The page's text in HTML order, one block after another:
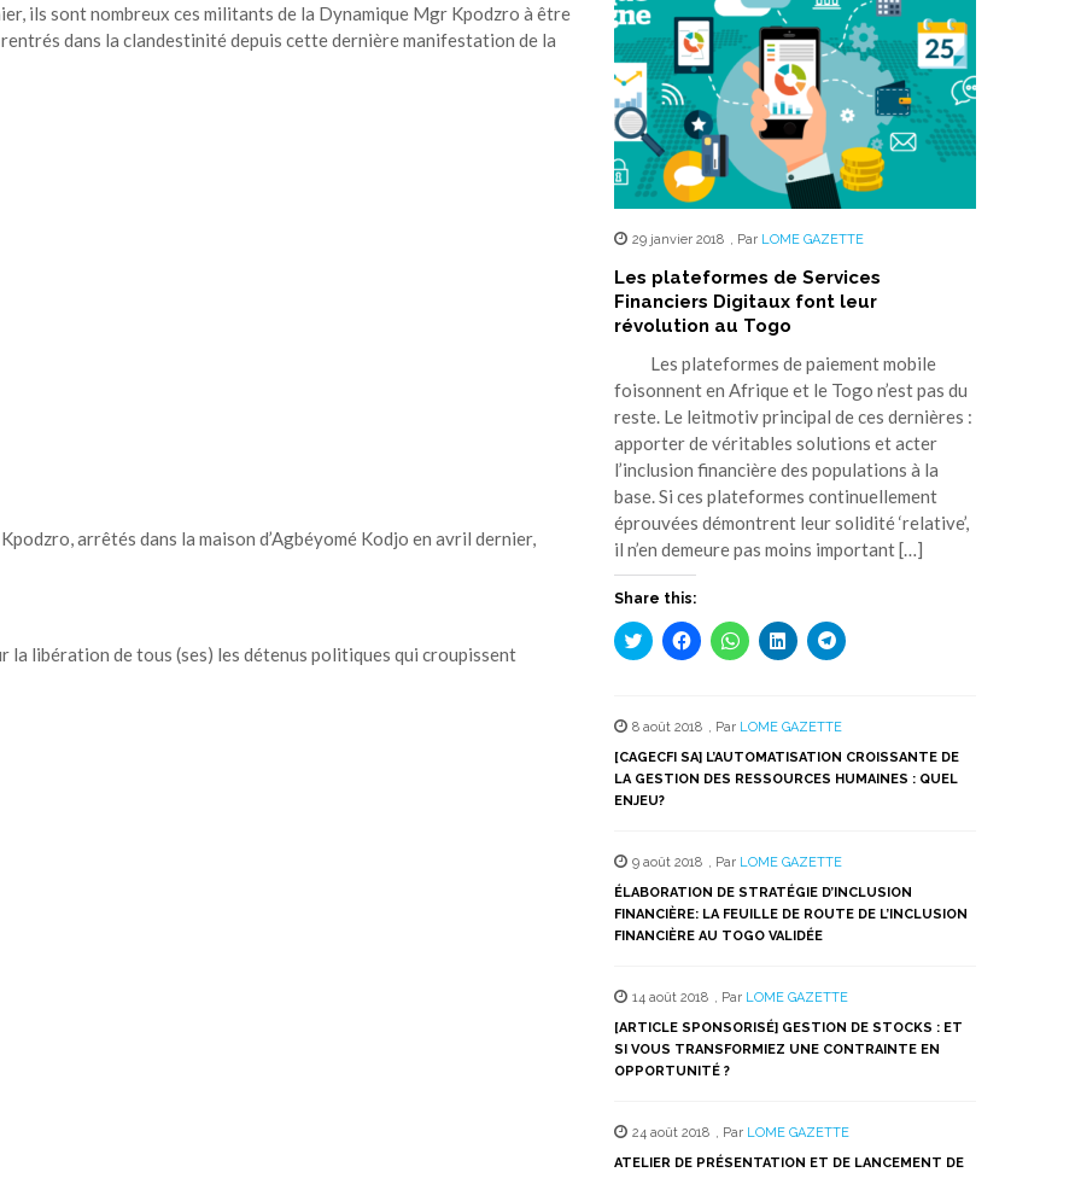
ils sont nombreux ces militants de la Dynamique Mgr Kpodzro à être
dans la clandestinité depuis cette dernière manifestation de la
arrêtés dans la maison d’Agbéyomé Kodjo en avril dernier,
la libération de tous (ses) les détenus politiques qui croupissent
29 janvier 2018 , Par LOME GAZETTE
Les plateformes de Services
Financiers Digitaux font leur
révolution au Togo
Les plateformes de paiement mobile
foisonnent en Afrique et le Togo n’est pas du
reste. Le leitmotiv principal de ces dernières :
apporter de véritables solutions et acter
l’inclusion financière des populations à la
base. Si ces plateformes continuellement
éprouvées démontrent leur solidité ‘relative’,
il n’en demeure pas moins important […]
Share this:
Cliquez
pour
une
nouvelle
fenêtre)
Cliquez
pour
une
nouvelle
fenêtre)
Cliquez
pour
une
nouvelle
fenêtre)
Cliquez
pour
une
nouvelle
fenêtre)
Cliquez
pour
une
nouvelle
fenêtre)
8 août 2018 , Par LOME GAZETTE
[CAGECFI SA] L’AUTOMATISATION CROISSANTE DE
LA GESTION DES RESSOURCES HUMAINES : QUEL
ENJEU?
9 août 2018 , Par LOME GAZETTE
ÉLABORATION DE STRATÉGIE D’INCLUSION
FINANCIÈRE: LA FEUILLE DE ROUTE DE L’INCLUSION
FINANCIÈRE AU TOGO VALIDÉE
14 août 2018 , Par LOME GAZETTE
[ARTICLE SPONSORISÉ] GESTION DE STOCKS : ET
SI VOUS TRANSFORMIEZ UNE CONTRAINTE EN
OPPORTUNITÉ ?
24 août 2018 , Par LOME GAZETTE
ATELIER DE PRÉSENTATION ET DE LANCEMENT DE